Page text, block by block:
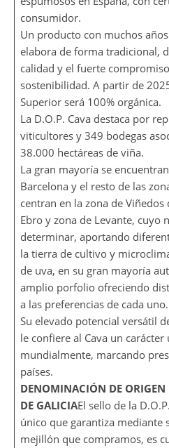
consumidor.
Un producto con muchos
elabora de forma tradicional,
calidad y el fuerte
sostenibilidad. A partir de
Superior será 100% orgánica.
La D.O.P. Cava destaca por
viticultores y 349 bodegas
38.000 hectáreas de viña.
La gran mayoría se
Barcelona y el resto de las
centran en la zona de
Ebro y zona de Levante, cuyo
determinar, aportando
la tierra de cultivo y
de uva, en su gran mayoría
amplio porfolio ofreciendo
a las preferencias de cada uno.
Su elevado potencial versátil
le confiere al Cava un
mundialmente, marcando
países.
DENOMINACIÓN DE ORIGEN
DE GALICIAEl sello de la
único que garantiza mediante
mejillón que compramos, es